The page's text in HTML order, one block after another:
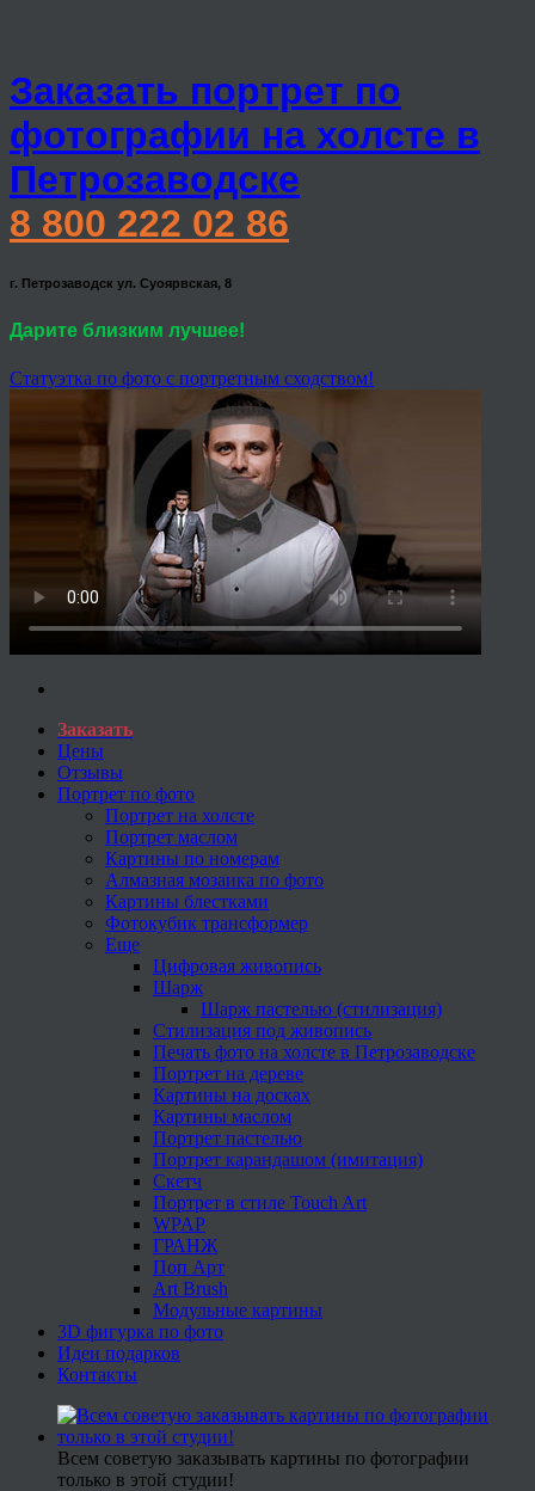
Заказать портрет по
фотографии на холсте в
Петрозаводске
8 800 222 02 86
г. Петрозаводск ул. Суоярвская, 8
Дарите близким лучшее!
Статуэтка по фото с портретным сходством!
Заказать
Цены
Отзывы
Портрет по фото
Портрет на холсте
Портрет маслом
Картины по номерам
Алмазная мозаика по фото
Картины блестками
Фотокубик трансформер
Еще
Цифровая живопись
Шарж
Шарж пастелью (стилизация)
Стилизация под живопись
Печать фото на холсте в Петрозаводске
Портрет на дереве
Картины на досках
Картины маслом
Портрет пастелью
Портрет карандашом (имитация)
Скетч
Портрет в стиле Touch Art
WPAP
ГРАНЖ
Поп Арт
Art Brush
Модульные картины
3D фигурка по фото
Идеи подарков
Контакты
Всем советую заказывать картины по фотографии
только в этой студии!